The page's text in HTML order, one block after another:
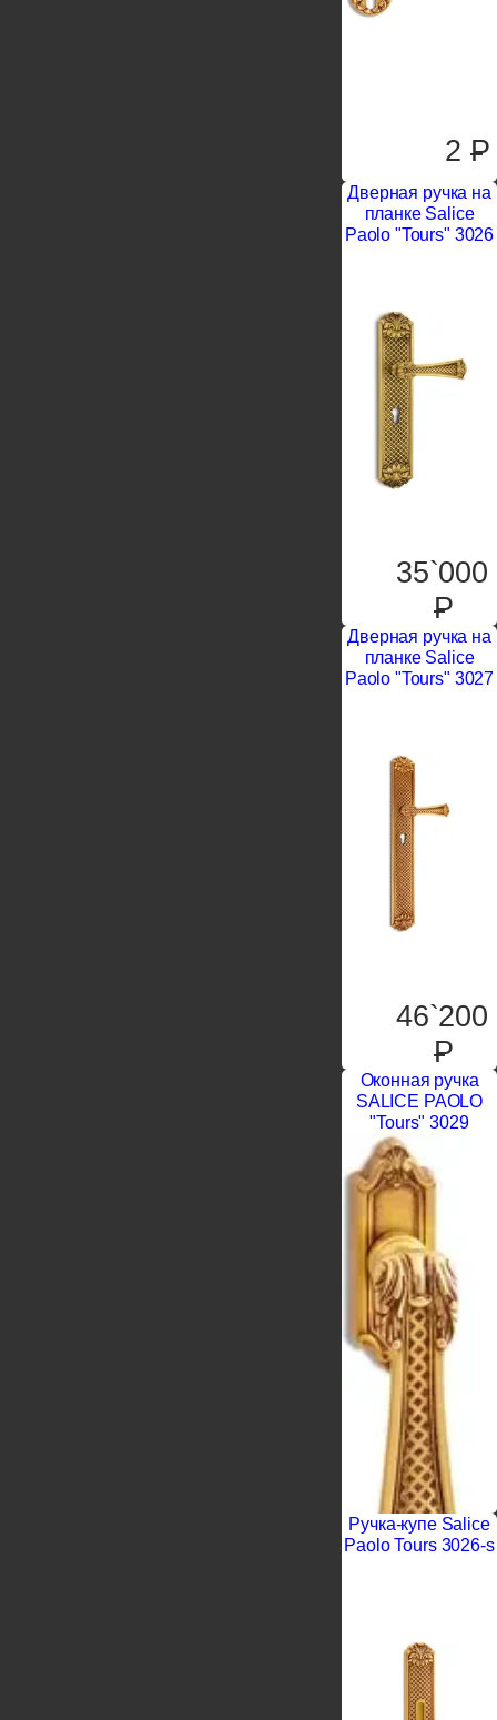
2P
Дверная ручка на
планке Salice
Paolo "Tours" 3026
35`000
P
Дверная ручка на
планке Salice
Paolo "Tours" 3027
46`200
P
Оконная ручка
SALICE PAOLO
"Tours" 3029
P
Ручка-купе Salice
Paolo Tours 3026-s